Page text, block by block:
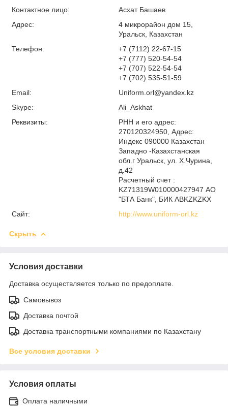
Контактное лицо:
Асхат Башаев
Адрес:
4 микрорайон дом 15,
Уральск, Казахстан
Телефон:
+7 (7112) 22-67-15
+7 (777) 520-54-54
+7 (707) 522-54-54
+7 (702) 535-51-59
Email:
Uniform.orl@yandex.kz
Skype:
Ali_Askhat
Реквизиты:
РНН и его адрес:
270120324950, Адрес:
Индекс 090000 Казахстан
Западно -Казахстанская
обл.г Уральск, ул. Х.Чурина,
д.42
Расчетный счет :
KZ71319W010000427947 АО
"БТА Банк", БИК ABKZKZKX
Сайт:
http://www.uniform-orl.kz
Скрыть
Условия доставки
Доставка осуществляется только по предоплате.
Самовывоз
Доставка почтой
Доставка транспортными компаниями по Казахстану
Все условия доставки
Условия оплаты
Оплата наличными